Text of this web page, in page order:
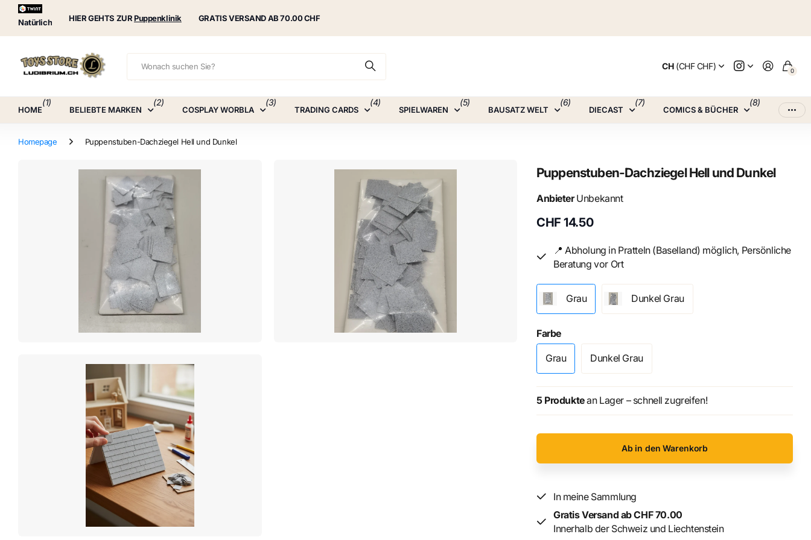
Natürlich HIER GEHTS ZURPuppenklinik
Puppenklinik GRATIS VERSAND AB 70.00 CHF
CH(CHF CHF) 0
HOME
(1)
BELIEBTE MARKEN
(2)
COSPLAY WORBLA
(3)
TRADING CARDS
(4)
SPIELWAREN
(5)
BAUSATZ WELT
(6)
DIECAST
(7)
COMICS & BÜCHER
(8)
Homepage Puppenstuben-Dachziegel Hell und Dunkel
Puppenstuben-Dachziegel Hell und Dunkel
AnbieterUnbekannt
CHF 14.50
📍 Abholung in Pratteln (Baselland) möglich, Persönliche
Beratung vor Ort
Grau Dunkel Grau
Farbe
Grau Dunkel Grau
5 Produktean Lager – schnell zugreifen!
Ab in den Warenkorb
In meine Sammlung
Gratis Versand ab CHF 70.00
Innerhalb der Schweiz und Liechtenstein